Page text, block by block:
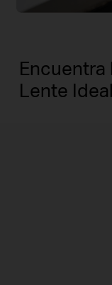
Encuentra
Lente